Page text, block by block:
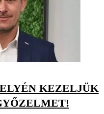
KEZELJÜK